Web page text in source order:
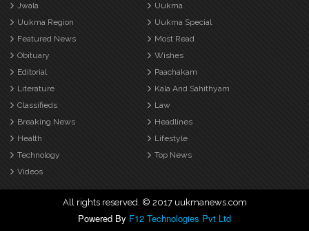
Jwala
Uukma
Uukma Region
Uukma Special
Featured News
Most Read
Obituary
Wishes
Editorial
Paachakam
Literature
Kala And Sahithyam
Classifieds
Law
Breaking News
Headlines
Health
Lifestyle
Technology
Top News
Videos
All rights reserved. © 2017 uukmanews.com
Powered By F12 Technologies Pvt Ltd